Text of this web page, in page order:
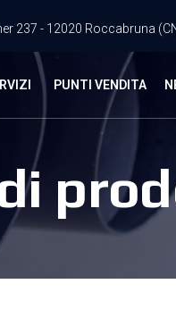
237 - 12020 Roccabruna
PUNTI VENDITA